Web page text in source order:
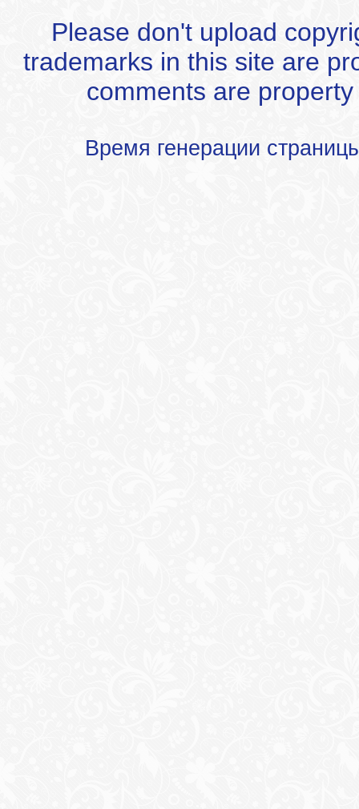
Please don't upload
trademarks in this site are
comments are
Время генерации